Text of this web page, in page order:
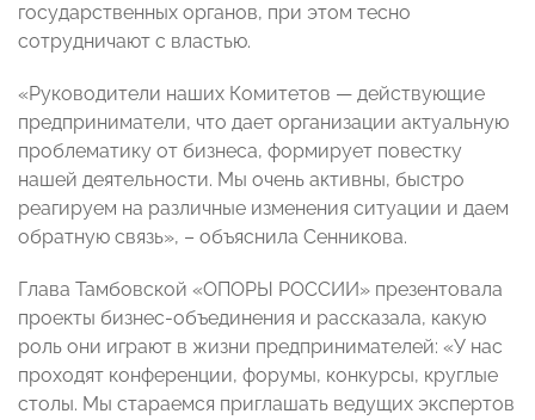
государственных органов, при этом тесно
сотрудничают с властью.
«Руководители наших Комитетов — действующие
предприниматели, что дает организации актуальную
проблематику от бизнеса, формирует повестку
нашей деятельности. Мы очень активны, быстро
реагируем на различные изменения ситуации и даем
обратную связь», – объяснила Сенникова.
Глава Тамбовской «ОПОРЫ РОССИИ» презентовала
проекты бизнес-объединения и рассказала, какую
роль они играют в жизни предпринимателей: «У нас
проходят конференции, форумы, конкурсы, круглые
столы. Мы стараемся приглашать ведущих экспертов